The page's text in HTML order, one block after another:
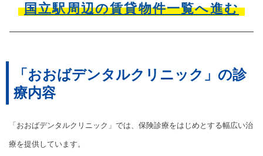
国立駅周辺の賃貸物件一覧へ進む
「おおばデンタルクリニック」の診
療内容
「おおばデンタルクリニック」では、保険診療をはじめとする幅広い治
療を提供しています。